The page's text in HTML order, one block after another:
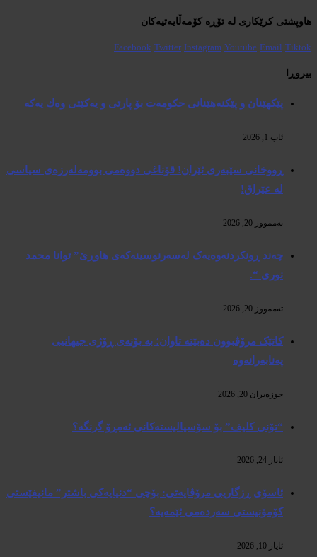
هاوپشتی کرێکاری لە تۆڕە کۆمەڵایەتیەکان
Facebook Twitter Instagram Youtube Email Tiktok
بیروڕا
پێكهێنان و پێكنەهێنانی حكومەت بۆ پارتی و یەكێتی وەك یەكە
ئاب 1, 2026
ڕووخانی سێبەری ئێران! قۆناغی دووەمی بوومەلەرزەی سیاسی
لە عێراق!
تەممووز 20, 2026
چەند ڕونکردنەوەیەک لەسەرنوسینەکەی هاوڕێ” توانا محمد
نوری “.
تەممووز 20, 2026
کاتێک مرۆڤبوون دەبێتە تاوان؛ بە بۆنەی ڕۆژی جیهانیی
پەنابەرانەوە
حوزه‌یران 20, 2026
“تۆنی کلیف” بۆ سۆسیالیستەکانی ئەمڕۆ گرنگە؟
ئایار 24, 2026
ئاسۆی ڕزگاریی مرۆڤایەتی: بۆچی “دنیایەکی باشتر” مانیفێستی
کۆمۆنیستی سەردەمی ئێمەیە؟
ئایار 10, 2026